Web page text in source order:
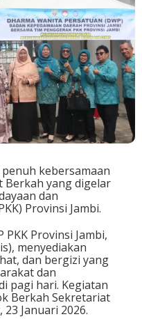
kebersamaan
Berkah yang digelar
dan
Provinsi Jambi.
Provinsi Jambi,
menyediakan
dan bergizi yang
dan
pagi hari. Kegiatan
Berkah Sekretariat
23 Januari 2026.